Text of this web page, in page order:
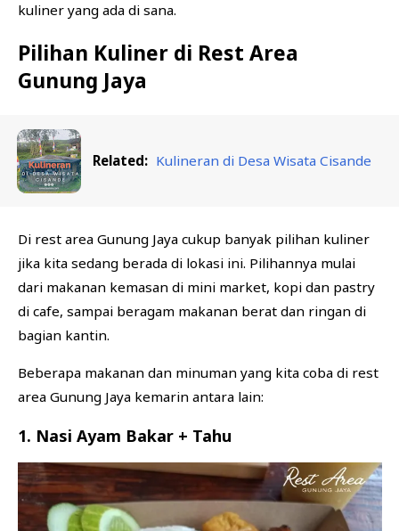
kuliner yang ada di sana.
Pilihan Kuliner di Rest Area
Gunung Jaya
Related: Kulineran di Desa Wisata Cisande
Di rest area Gunung Jaya cukup banyak pilihan kuliner
jika kita sedang berada di lokasi ini. Pilihannya mulai
dari makanan kemasan di mini market, kopi dan pastry
di cafe, sampai beragam makanan berat dan ringan di
bagian kantin.
Beberapa makanan dan minuman yang kita coba di rest
area Gunung Jaya kemarin antara lain:
1. Nasi Ayam Bakar + Tahu